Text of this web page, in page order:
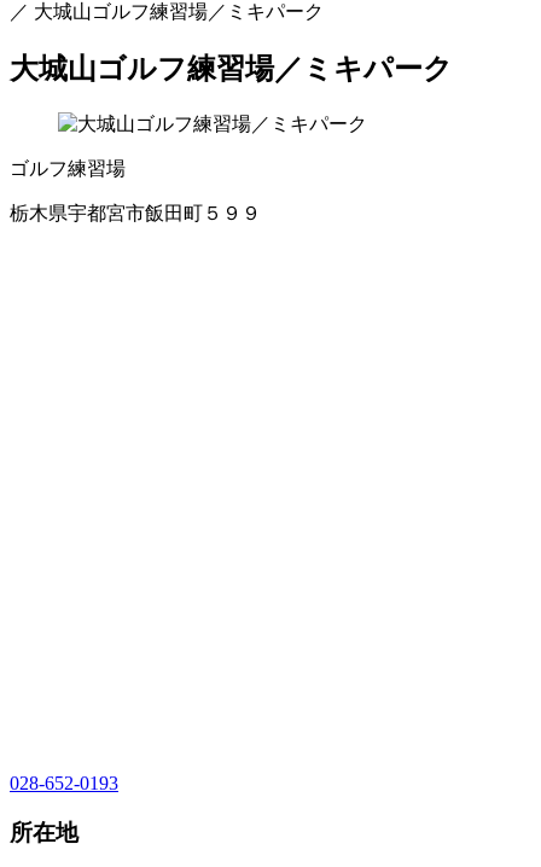
／ 大城山ゴルフ練習場／ミキパーク
大城山ゴルフ練習場／ミキパーク
ゴルフ練習場
栃木県宇都宮市飯田町５９９
028-652-0193
所在地